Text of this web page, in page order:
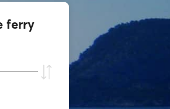
ferry